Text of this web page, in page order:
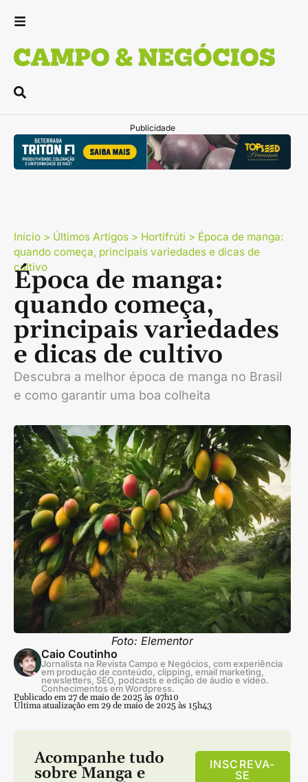
Publicidade
Início > Últimos Artigos > Hortifrúti > Época de manga:
quando começa, principais variedades e dicas de
cultivo
Época de manga:
quando começa,
principais variedades
e dicas de cultivo
Descubra a melhor época de manga no Brasil
e como garantir uma boa colheita
Foto: Elementor
Caio Coutinho
Jornalista na Revista Campo e Negócios, com experiência
em produção de conteúdo, clipping, email marketing,
newsletters, SEO, podcasts e edição de áudio e vídeo.
Conhecimentos em Wordpress.
Publicado em 27 de maio de 2025 às 07h10
Última atualização em 29 de maio de 2025 às 15h43
Acompanhe tudo
sobre Manga e
INSCREVA-
SE